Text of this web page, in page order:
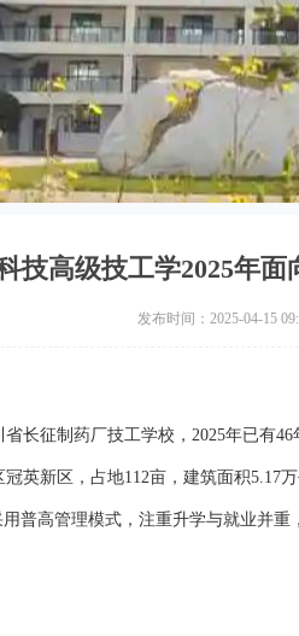
技高级技工学2025年
发布时间：2025-04-15
长征制药厂技工学校，2025年已有
英新区，占地112亩，建筑面积5.17万
普高管理模式，注重升学与就业并